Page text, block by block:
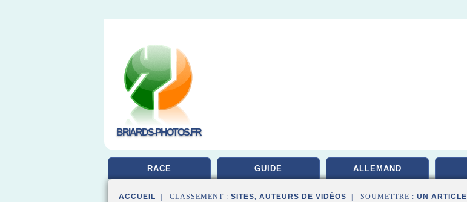
BRIARDS-PHOTOS.FR
RACE GUIDE ALLEMAND
ACCUEIL | CLASSEMENT : SITES, AUTEURS DE VIDÉOS | SOUMETTRE : UN ARTICLE